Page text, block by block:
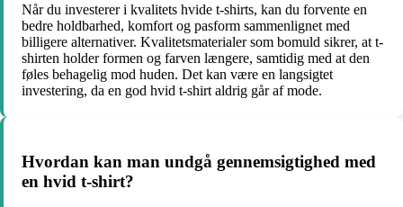
Når du investerer i kvalitets hvide t-shirts, kan du forvente en
bedre holdbarhed, komfort og pasform sammenlignet med
billigere alternativer. Kvalitetsmaterialer som bomuld sikrer, at t-
shirten holder formen og farven længere, samtidig med at den
føles behagelig mod huden. Det kan være en langsigtet
investering, da en god hvid t-shirt aldrig går af mode.
Hvordan kan man undgå gennemsigtighed med
en hvid t-shirt?